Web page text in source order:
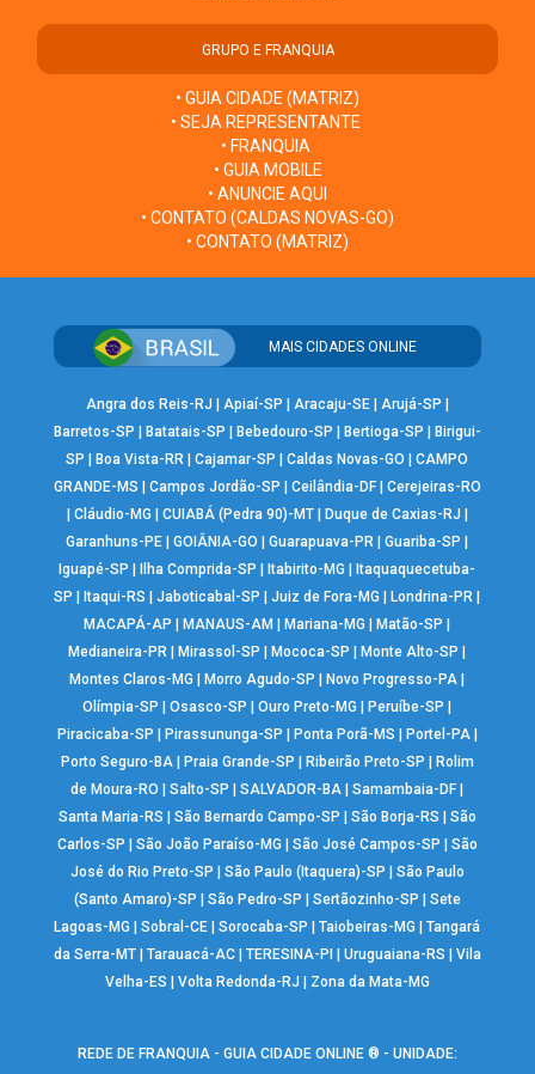
GRUPO E FRANQUIA
• GUIA CIDADE (MATRIZ)
• SEJA REPRESENTANTE
• FRANQUIA
• GUIA MOBILE
• ANUNCIE AQUI
• CONTATO (CALDAS NOVAS-GO)
• CONTATO (MATRIZ)
MAIS CIDADES ONLINE
Angra dos Reis-RJ Apiaí-SP Aracaju-SE| Arujá-SP
Barretos-SP
Batatais-SP Bebedouro-SP Bertioga-SP
Birigui-
SP
Boa Vista-RR |Cajamar-SP |Caldas Novas-GO |CAMPO
GRANDE-MS
Campos Jordão-SP Ceilândia-DF| Cerejeiras-RO
Cláudio-MG CUIABÁ (Pedra 90)-MT| Duque de Caxias-RJ
Garanhuns-PE |GOIÂNIA-GO |Guarapuava-PR |Guariba-SP
Iguapé-SP
Ilha Comprida-SP Itabirito-MG
Itaquaquecetuba-
SP
Itaqui-RS |Jaboticabal-SP |Juiz de Fora-MG Londrina-PR
MACAPÁ-AP
MANAUS-AM Mariana-MG Matão-SP
Medianeira-PR
Mirassol-SP Mococa-SP Monte Alto-SP
Montes Claros-MG
Morro Agudo-SP Novo Progresso-PA
Olímpia-SP
|Osasco-SP |Ouro Preto-MG Peruíbe-SP
Piracicaba-SP
Pirassununga-SP Ponta Porã-MS Portel-PA|
Porto Seguro-BA| Praia Grande-SP Ribeirão Preto-SP
Rolim
de Moura-RO
|Salto-SP |SALVADOR-BA |Samambaia-DF
Santa Maria-RS
São Bernardo Campo-SP São Borja-RS
São
Carlos-SP
São João Paraíso-MG São José Campos-SP
São
José do Rio Preto-SP
São Paulo (Itaquera)-SP
São Paulo
(Santo Amaro)-SP
São Pedro-SP Sertãozinho-SP
Sete
Lagoas-MG
|Sobral-CE |Sorocaba-SP |Taiobeiras-MG |Tangará
da Serra-MT| Tarauacá-AC| TERESINA-PI Uruguaiana-RS
Vila
Velha-ES
Volta Redonda-RJ Zona da Mata-MG
REDE DE FRANQUIA - GUIA CIDADE ONLINE ® - UNIDADE: